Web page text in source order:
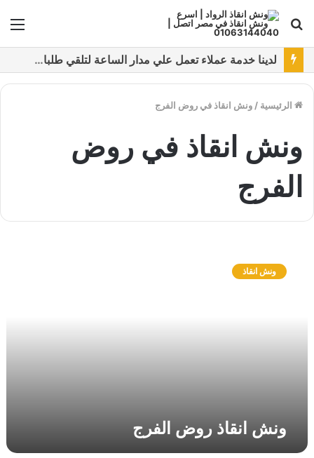
بحث
عن
نقدم خدمات متعددة لدفع خدمة ونش انقاذ سيارات باستخدام طرق دفع متعددة كما نتميز بتقديم أرخص سعر و أعلي جوده
الرئيسية / ونش انقاذ في روض الفرج
ونش انقاذ في روض
الفرج
ف
ونش انقاذ
ونش انقاذ روض الفرج